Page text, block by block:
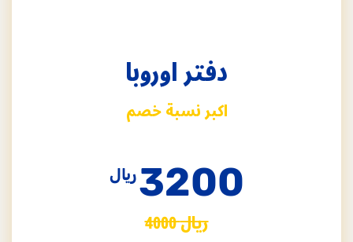
دفتر اوروبا
اكبر نسبة خصم
ريال3200
4000 ريال